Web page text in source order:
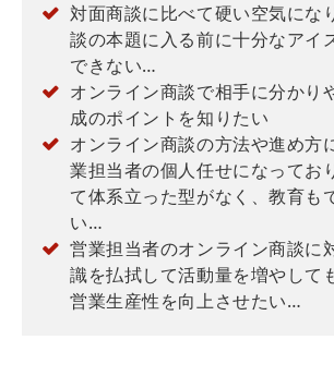
対面商談に比べて硬い空気にな
談の本題に入る前に十分なアイ
できない…
オンライン商談で相手に分かり
成のポイントを知りたい
オンライン商談の方法や進め方
業担当者の個人任せになってお
て体系立った型がなく、教育も
い…
営業担当者のオンライン商談に
識を払拭して活動量を増やして
営業生産性を向上させたい…